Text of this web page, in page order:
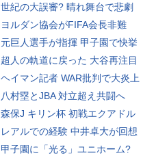
世紀の大誤審? 晴れ舞台で悲劇
ヨルダン協会がFIFA会長非難
元巨人選手が指揮 甲子園で快挙
超人の軌道に戻った 大谷再注目
ヘイマン記者 WAR批判で大炎上
八村塁とJBA 対立超え共闘へ
森保J キリン杯 初戦エクアドル
レアルでの経験 中井卓大が回想
甲子園に「光る」ユニホーム?